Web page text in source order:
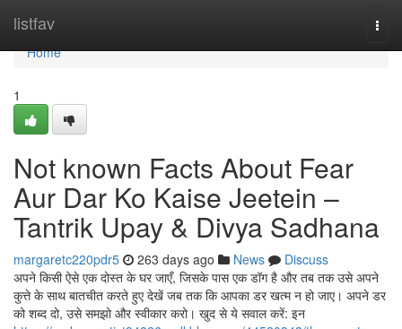
listfav
Home
Home
1
Not known Facts About Fear
Aur Dar Ko Kaise Jeetein –
Tantrik Upay & Divya Sadhana
margaretc220pdr5 263 days ago News
Discuss
अपने किसी ऐसे एक दोस्त के घर जाएँ, जिसके पास एक डॉग है और तब तक उसे अपने
कुत्ते के साथ बातचीत करते हुए देखें जब तक कि आपका डर खत्म न हो जाए। अपने डर
को शब्द दो, उसे समझो और स्वीकार करो। खुद से ये सवाल करें: इन